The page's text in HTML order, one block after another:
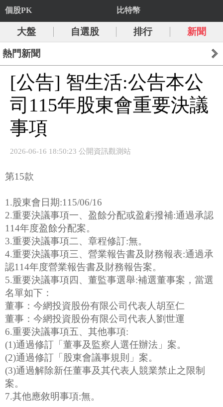
個股PK 比特幣
大盤 自選股 排行 新聞
熱門新聞
[公告] 智生活:公告本公
司115年股東會重要決議
事項
2026-06-16 18:50:23 公開資訊觀測站
第15款
1.股東會日期:115/06/16
2.重要決議事項一、盈餘分配或盈虧撥補:通過承認
114年度盈餘分配案。
3.重要決議事項二、章程修訂:無。
4.重要決議事項三、營業報告書及財務報表:通過承
認114年度營業報告書及財務報告案。
5.重要決議事項四、董監事選舉:補選董事案，當選
名單如下：
董事：今網投資股份有限公司代表人胡至仁
董事：今網投資股份有限公司代表人劉世運
6.重要決議事項五、其他事項:
(1)通過修訂「董事及監察人選任辦法」案。
(2)通過修訂「股東會議事規則」案。
(3)通過解除新任董事及其代表人競業禁止之限制
案。
7.其他應敘明事項:無。